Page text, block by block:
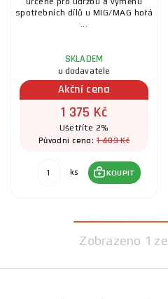
spotřebních dílů u MIG/MAG hořá
...
SKLADEM
u dodavatele
Akční cena
1 375 Kč
Ušetříte 2%
Původní cena:1 403 Kč
ks KOUPIT
Zobrazeno 1 ze